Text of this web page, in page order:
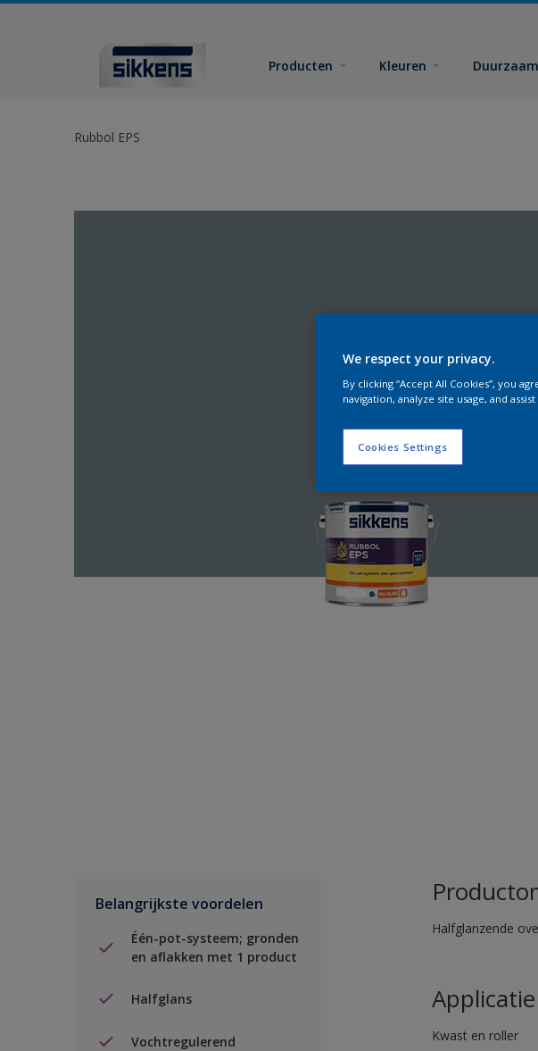
Producten Kleuren
Rubbol EPS
Belangrijkste voordelen
Één-pot-systeem; gronden
en aflakken met 1 product
Halfglans
Vochtregulerend
Halfglanzende
Kwast en roller
We respect your privacy.
By clicking “Accept All Cookies”, you
navigation, analyze site usage, and
Cookies Settings